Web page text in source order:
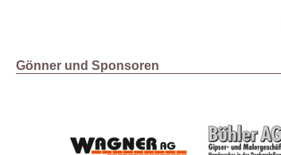
Gönner und Sponsoren